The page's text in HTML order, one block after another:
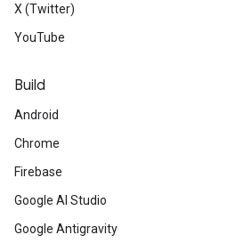
X (Twitter)
YouTube
Build
Android
Chrome
Firebase
Google AI Studio
Google Antigravity